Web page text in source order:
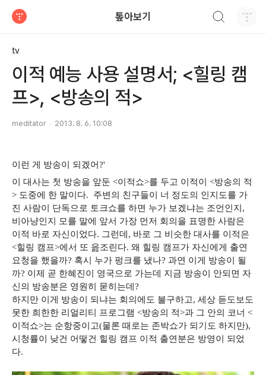
톺아보기
tv
이적 예능 사용 설명서; <힐링 캠
프>, <방송의 적>
meditator 2013. 8. 6. 10:08
이런 게 방송이 되겠어?'
이 대사는 첫 방송을 앞둔 <이적쇼>를 두고 이적이 <방송의 적
> 도중에 한 말이다. 주변의 친구들이 너 정도의 인지도를 가
진 사람이 단독으로 토크쇼를 하면 누가 보겠냐는 조언인지,
비아냥인지 모를 말에 앞서 가장 먼저 회의을 표명한 사람은
이적 바로 자신이었다. 그런데, 바로 그 비슷한 대사를 이적은
<힐링 캠프>에서 또 읊조린다. 왜 힐링 캠프가 자신에게 출연
요청을 했을까? 혹시 누가 펑크를 냈나? 과연 이게 방송이 될
까? 이제 곧 한혜진이 영국으로 가는데 지금 방송이 안되면 자
신의 방송분은 영원히 묻히는데?
하지만 이게 방송이 되냐는 회의에도 불구하고, 세상 듣도보도
못한 희한한 리얼리티 프로그램 <방송의 적>과 그 안의 코너 <
이적쇼>는 순항중이고(물론 때로는 존박쇼가 되기도 하지만),
시청률이 낮건 어떻건 힐링 캠프 이적 출연분은 방영이 되었
다.